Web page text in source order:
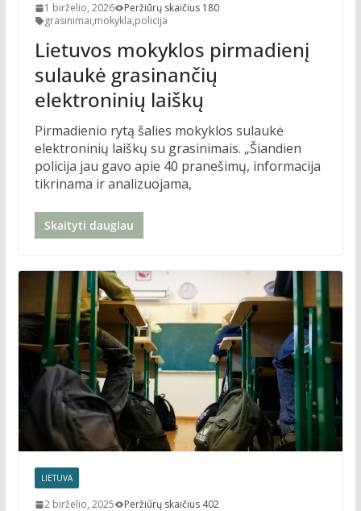
1 birželio, 2026
Peržiūrų skaičius 180
grasinimai,mokykla,policija
Lietuvos mokyklos pirmadienį
sulaukė grasinančių
elektroninių laiškų
Pirmadienio rytą šalies mokyklos sulaukė
elektroninių laiškų su grasinimais. „Šiandien
policija jau gavo apie 40 pranešimų, informacija
tikrinama ir analizuojama,
Skaityti daugiau
LIETUVA
2 birželio, 2025
Peržiūrų skaičius 402